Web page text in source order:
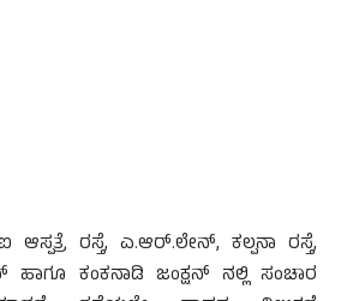
ರಸ್ತೆ, ಎ.ಆರ್.ಲೇನ್, ಕಲ್ಪನಾ ರಸ್ತೆ,
ಕಂಕನಾಡಿ ಜಂಕ್ಷನ್ ನಲ್ಲಿ ಸಂಚಾರ